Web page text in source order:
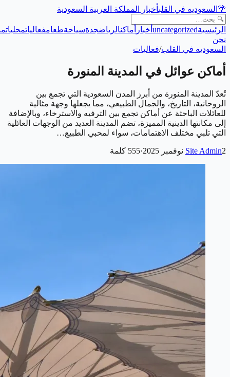
🌴 السعوديه في القلبأخبار المملكة العربية السعودية
الرئيسيةuncategorized أخبار أماكنالرياضجدةسياحةطعامفعالياتمحليات
نحن
السعوديه في القلب/فعاليات
أماكن عوائل في المدينة المنورة
تُعدّ المدينة المنورة من أبرز المدن السعودية التي تجمع بين
الروحانية، التاريخ، والجمال الطبيعي، مما يجعلها وجهة مثالية
للعائلات الباحثة عن أماكن تجمع بين الترفيه والاسترخاء، وبالإضافة
إلى مكانتها الدينية المميزة، تضم المدينة العديد من الوجهات العائلية
التي تلبي مختلف الاهتمامات، سواء لمحبي الطبيع…
Site Admin2 نوفمبر 2025 ·
555 كلمة